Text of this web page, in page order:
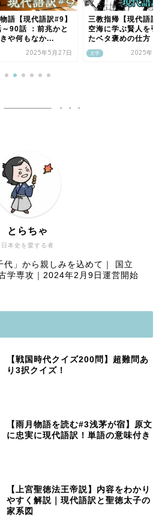
語【現代語訳#9】
90話 ：前兆かと
や何もなか...
2025年5月27日 文学
三教指帰【現代語訳
空海に学ぶ賢人を引
たベタ褒めの仕方
2025年5
日本史を愛する者
とらちゃ
代」から親しみを込めて｜ 国立
学専攻｜2024年2月9日運営開始
【戦国時代クイズ200問】超難問あ
り3択クイズ！
【雨月物語を読む#3浅茅が宿】原文
に忠実に現代語訳！単語の意味付き
【上宮聖徳法王帝説】内容をわかり
やすく解説｜現代語訳と聖徳太子の
家系図